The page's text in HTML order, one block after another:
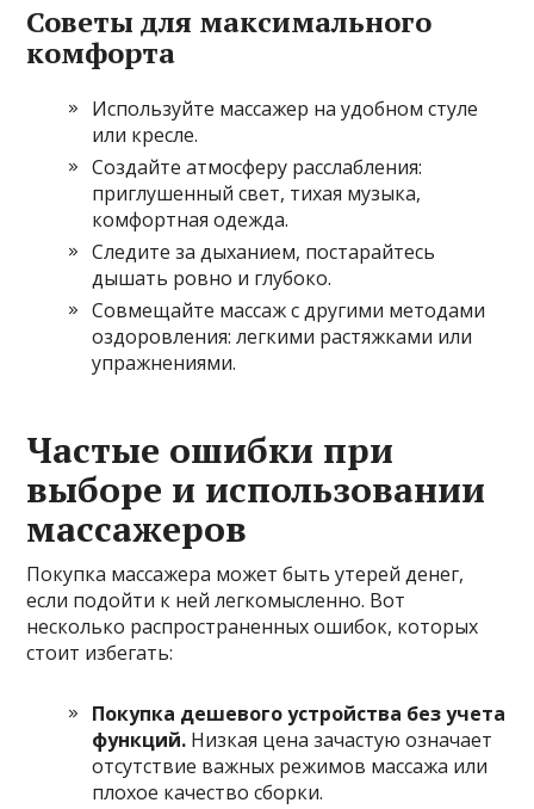
Советы для максимального
комфорта
Используйте массажер на удобном стуле
или кресле.
Создайте атмосферу расслабления:
приглушенный свет, тихая музыка,
комфортная одежда.
Следите за дыханием, постарайтесь
дышать ровно и глубоко.
Совмещайте массаж с другими методами
оздоровления: легкими растяжками или
упражнениями.
Частые ошибки при
выборе и использовании
массажеров
Покупка массажера может быть утерей денег,
если подойти к ней легкомысленно. Вот
несколько распространенных ошибок, которых
стоит избегать:
Покупка дешевого устройства без учета
функций. Низкая цена зачастую означает
отсутствие важных режимов массажа или
плохое качество сборки.